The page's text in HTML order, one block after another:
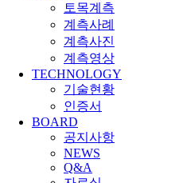
토목계측
계측사례
계측사진
계측영상
TECHNOLOGY
기술현황
인증서
BOARD
공지사항
NEWS
Q&A